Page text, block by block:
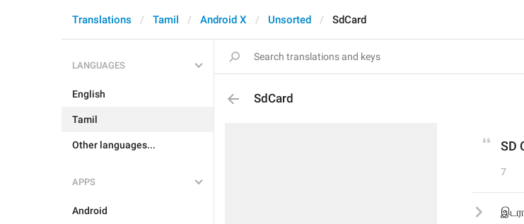
Translations Tamil Android X Unsorted SdCard
LANGUAGES
English
Tamil
Other languages...
APPS
Android
SdCard
SD
7